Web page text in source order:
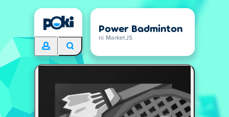
Power Badminton
ni MarketJS